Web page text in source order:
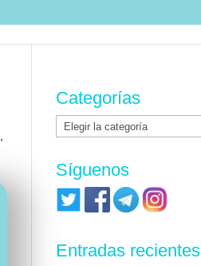
Categorías
Categorías
Síguenos
Entradas recientes